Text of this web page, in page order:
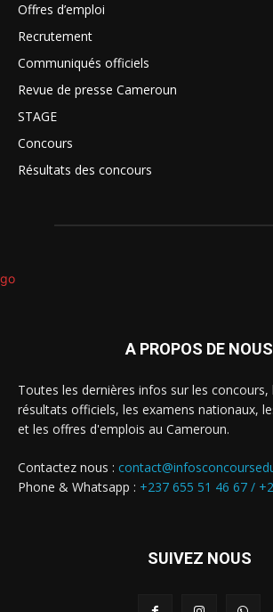
Offres d’emploi
Recrutement
Communiqués officiels
Revue de presse Cameroun
STAGE
Concours
Résultats des concours
A PROPOS DE NOUS
Toutes les dernières infos sur les concours,
résultats officiels, les examens nationaux,
et les offres d'emplois au Cameroun.
Contactez nous :
Phone & Whatsapp : +237 655 51 46 67 /
SUIVEZ NOUS